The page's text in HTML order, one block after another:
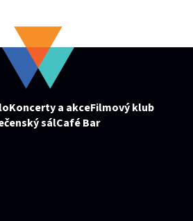
Koncerty a akceFilmový klub
sálCafé Bar